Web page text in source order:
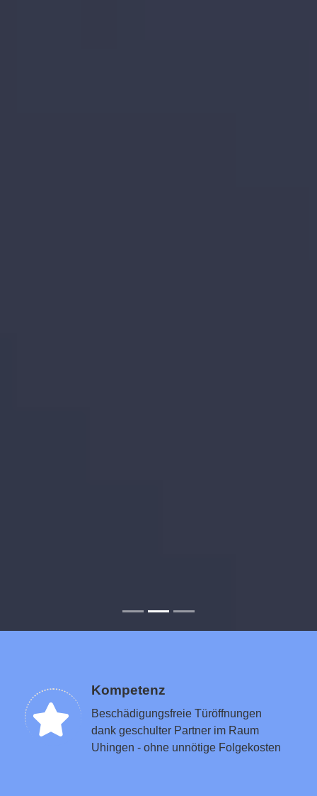
Kompetenz
Beschädigungsfreie Türöffnungen
dank geschulter Partner im Raum
Uhingen - ohne unnötige Folgekosten